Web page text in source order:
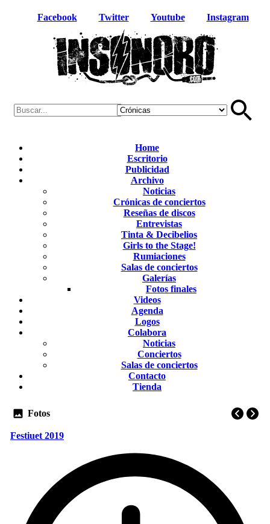
Facebook Twitter Youtube Instagram
Home
Escritorio
Publicidad
Archivo
Noticias
Crónicas de conciertos
Reseñas de discos
Entrevistas
Tinta & Decibelios
Girls to the Stage!
Rumiaciones
Salas de conciertos
Galerías
Fotos finales
Videos
Agenda
Logos
Colabora
Noticias
Conciertos
Salas de conciertos
Contacto
Tienda
Fotos
Festiuet 2019